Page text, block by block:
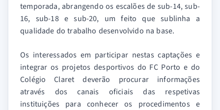
temporada, abrangendo os escalões de sub-14, sub-
16, sub-18 e sub-20, um feito que sublinha a
qualidade do trabalho desenvolvido na base.
Os interessados em participar nestas captações e
integrar os projetos desportivos do FC Porto e do
Colégio Claret deverão procurar informações
através dos canais oficiais das respetivas
instituições para conhecer os procedimentos e